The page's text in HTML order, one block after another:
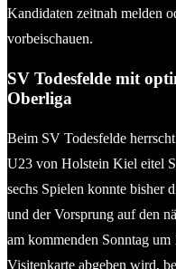
Kandidaten zeitnah melden
vorbeischauen.
SV Todesfelde mit
Oberliga
Beim SV Todesfelde
U23 von Holstein Kiel eitel
sechs Spielen konnte bisher
und der Vorsprung auf den
am kommenden Sonntag
Visitenkarte abgeben wird,